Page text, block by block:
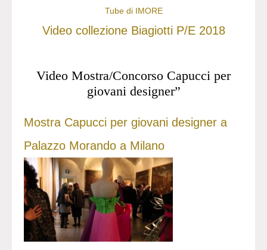
Tube di IMORE
Video collezione Biagiotti P/E 2018
Video Mostra/Concorso Capucci per
giovani designer”
Mostra Capucci per giovani designer a
Palazzo Morando a Milano